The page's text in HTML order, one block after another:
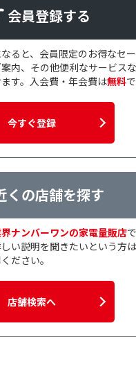
会員登録する
ると、会員限定のお得なセ
内、その他便利なサービス
す。入会費・年会費は無料
今すぐ登録
くの店舗を探す
ナンバーワンの家電量販店
い説明を聞きたいという方
ださい。
店舗検索へ